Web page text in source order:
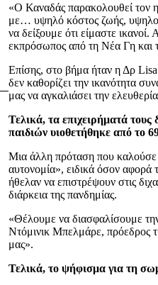
«Ο Καναδάς παρακολουθεί τον
με… υψηλό κόστος ζωής,
να δείξουμε ότι είμαστε
εκπρόσωπος από τη Νέα Γη και
Επίσης, στο βήμα ήταν η Δρ Lisa
δεν καθορίζει την ικανότητα
μας να αγκαλιάσει την
Τελικά, τα επιχειρήματά
παιδιών υιοθετήθηκε από το
Μια άλλη πρόταση που καλούσε
αυτονομία», ειδικά όσον αφορά
ήθελαν να επιστρέψουν στις
διάρκεια της πανδημίας.
«Θέλουμε να διασφαλίσουμε
Ντόμινικ Μπελμάρε, πρόεδρος
μας».
Τελικά, το ψήφισμα για τη